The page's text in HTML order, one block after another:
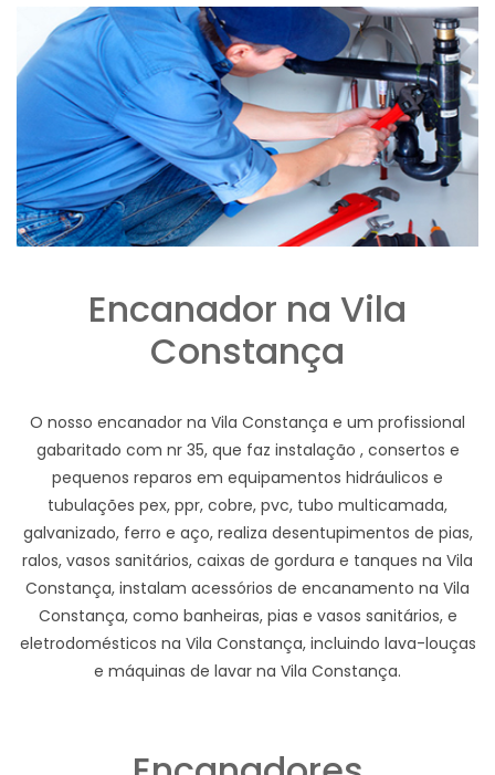
Encanador na Vila
Constança
O nosso encanador na Vila Constança e um profissional
gabaritado com nr 35, que faz instalação , consertos e
pequenos reparos em equipamentos hidráulicos e
tubulações pex, ppr, cobre, pvc, tubo multicamada,
galvanizado, ferro e aço, realiza desentupimentos de pias,
ralos, vasos sanitários, caixas de gordura e tanques na Vila
Constança, instalam acessórios de encanamento na Vila
Constança, como banheiras, pias e vasos sanitários, e
eletrodomésticos na Vila Constança, incluindo lava-louças
e máquinas de lavar na Vila Constança.